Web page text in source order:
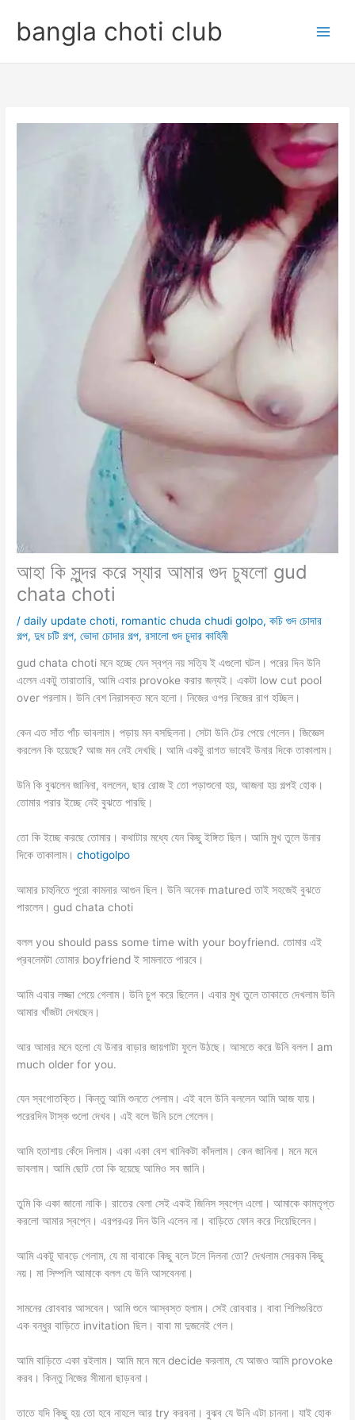
contentbangla choti club
আহা কি সুন্দর করে স্যার আমার গুদ চুষলো gud
chata choti
/daily update choti, romantic chuda chudi golpo,কচি গুদ চোদার
গল্প,দুধ চটি গল্প,ভোদা চোদার গল্প,রসালো গুদ চুদার কাহিনী
gud chata choti মনে হচ্ছে যেন স্বপ্ন নয় সত্যি ই এগুলো ঘটল। পরের দিন উনি
এলেন একটু তারাতারি, আমি এবার provoke করার জন্যই। একটা low cut pool
over পরলাম। উনি বেশ নিরাসক্ত মনে হলো। নিজের ওপর নিজের রাগ হচ্ছিল।
কেন এত সাঁত পাঁচ ভাবলাম। পড়ায় মন বসছিলনা। সেটা উনি টের পেয়ে গেলেন। জিজ্ঞেস
করলেন কি হয়েছে? আজ মন নেই দেখছি। আমি একটু রাগত ভাবেই উনার দিকে তাকালাম।
উনি কি বুঝলেন জানিনা, বললেন, ছার রোজ ই তো পড়াশুনো হয়, আজনা হয় গল্পই হোক।
তোমার পরার ইচ্ছে নেই বুঝতে পারছি।
তো কি ইচ্ছে করছে তোমার। কথাটার মধ্যে যেন কিছু ইঙ্গিত ছিল। আমি মুখ তুলে উনার
দিকে তাকালাম।chotigolpo
আমার চাহুনিতে পুরো কামনার আগুন ছিল। উনি অনেক matured তাই সহজেই বুঝতে
পারলেন। gud chata choti
বলল you should pass some time with your boyfriend. তোমার এই
প্রবলেমটা তোমার boyfriend ই সামলাতে পারবে।
আমি এবার লজ্জা পেয়ে গেলাম। উনি চুপ করে ছিলেন। এবার মুখ তুলে তাকাতে দেখলাম উনি
আমার খাঁজটা দেখছেন।
আর আমার মনে হলো যে উনার বাড়ার জায়গাটা ফুলে উঠছে। আসতে করে উনি বলল I am
much older for you.
যেন স্বগোতক্তি। কিন্তু আমি শুনতে পেলাম। এই বলে উনি বললেন আমি আজ যায়।
পরেরদিন টাস্ক গুলো দেখব। এই বলে উনি চলে গেলেন।
আমি হতাশায় কেঁদে দিলাম। একা একা বেশ খানিকটা কাঁদলাম। কেন জানিনা। মনে মনে
ভাবলাম। আমি ছোট তো কি হয়েছে আমিও সব জানি।
তুমি কি একা জানো নাকি। রাতের বেলা সেই একই জিনিস স্বপ্নে এলো। আমাকে কামতৃপ্ত
করলো আমার স্বপ্নে। এরপরএর দিন উনি এলেন না। বাড়িতে ফোন করে দিয়েছিলেন।
আমি একটু ঘাবড়ে গেলাম, যে মা বাবাকে কিছু বলে টলে দিলনা তো? দেখলাম সেরকম কিছু
নয়। মা সিম্পলি আমাকে বলল যে উনি আসবেননা।
সামনের রোববার আসবেন। আমি শুনে আস্বস্ত হলাম। সেই রোববার। বাবা শিলিগুরিতে
এক বন্ধুর বাড়িতে invitation ছিল। বাবা মা দুজনেই গেল।
আমি বাড়িতে একা রইলাম। আমি মনে মনে decide করলাম, যে আজও আমি provoke
করব। কিন্তু নিজের সীমানা ছাড়বনা।
তাতে যদি কিছু হয় তো হবে নাহলে আর try করবনা। বুঝব যে উনি এটা চাননা। যাই হোক